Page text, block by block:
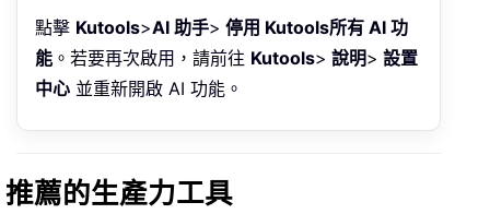
點擊 Kutools>AI 助手> 停用 Kutools所有 AI 功
能 。若要再次啟用，請前往 Kutools> 說明> 設置
中心 並重新開啟 AI 功能。
推薦的生產力工具